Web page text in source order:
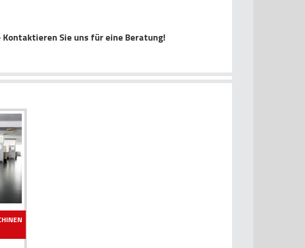
Sie uns für eine Beratung!